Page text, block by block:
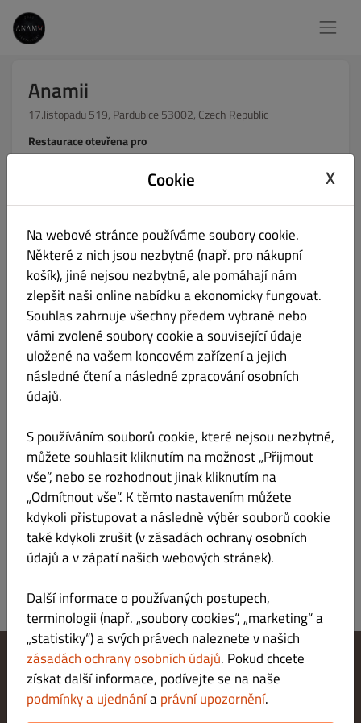
Anamii
17.listopadu 519, Pardubice 53002, Czech Republic
Restaurace otevřena pro
Online objednávky (Vyzvednutí):
Objednej si jídlo hned teď!
A nechej si ho přivézt v rámci dostupných časových
úseků pro donášku.
Zvol čas vyzvednutí
Nabídka Pracovní doba Info Alergeny
Více informací o místní restauraci Anamii
Vyzvednutízačíná 11:00
Platby
Platba v hotovosti, Platba kartou v restauraci.
Změnit nastavení souborů cookie
Kontaktuj nás
Zásady ochrany osobních údajů
Cookie X
Na webové stránce používáme soubory cookie.
Některé z nich jsou nezbytné (např. pro nákupní
košík), jiné nejsou nezbytné, ale pomáhají nám
zlepšit naši online nabídku a ekonomicky fungovat.
Souhlas zahrnuje všechny předem vybrané nebo
vámi zvolené soubory cookie a související údaje
uložené na vašem koncovém zařízení a jejich
následné čtení a následné zpracování osobních
údajů.
S používáním souborů cookie, které nejsou nezbytné,
můžete souhlasit kliknutím na možnost „Přijmout
vše“, nebo se rozhodnout jinak kliknutím na
„Odmítnout vše“. K těmto nastavením můžete
kdykoli přistupovat a následně výběr souborů cookie
také kdykoli zrušit (v zásadách ochrany osobních
údajů a v zápatí našich webových stránek).
Další informace o používaných postupech,
terminologii (např. „soubory cookies“, „marketing“ a
„statistiky“) a svých právech naleznete v našich
zásadách ochrany osobních údajů. Pokud chcete
získat další informace, podívejte se na naše
podmínky a ujednáníaprávní upozornění.